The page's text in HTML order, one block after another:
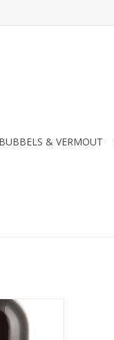
BUBBELS & VERMOUT
piramide!
hij geen
heeft